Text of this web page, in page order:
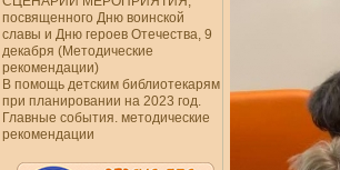
посвященного Дню воинской
славы и Дню героев Отечества, 9
декабря (Методические
рекомендации)
В помощь детским библиотекарям
при планировании на 2023 год.
Главные события. методические
рекомендации